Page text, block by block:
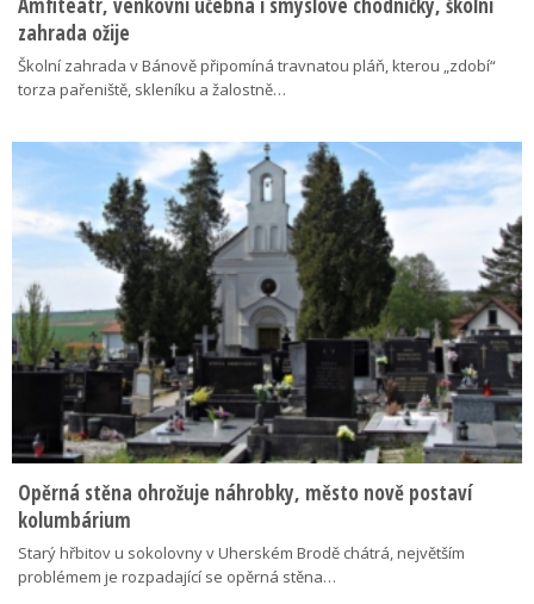
Amfiteátr, venkovní učebna i smyslové chodníčky, školní
zahrada ožije
Školní zahrada v Bánově připomíná travnatou pláň, kterou „zdobí“
torza pařeniště, skleníku a žalostně…
Opěrná stěna ohrožuje náhrobky, město nově postaví
kolumbárium
Starý hřbitov u sokolovny v Uherském Brodě chátrá, největším
problémem je rozpadající se opěrná stěna…